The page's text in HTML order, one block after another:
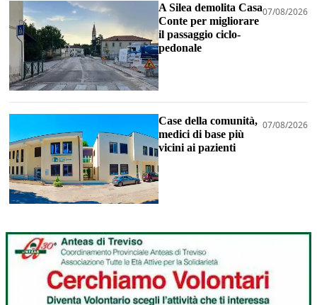
A Silea demolita Casa
Conte per migliorare
il passaggio ciclo-
pedonale
07/08/2026
Case della comunità,
medici di base più
vicini ai pazienti
07/08/2026